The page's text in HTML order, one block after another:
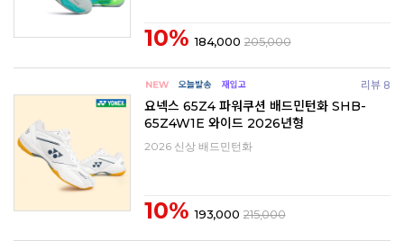
10% 184,000 205,000
리뷰 8
요넥스 65Z4 파워쿠션 배드민턴화 SHB-
65Z4W1E 와이드 2026년형
2026 신상 배드민턴화
10% 193,000 215,000